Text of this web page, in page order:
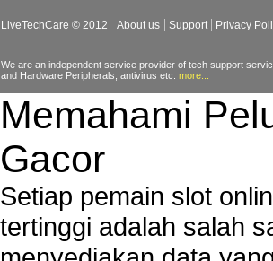
LiveTechCare © 2012 About us Support Privacy
We are an independent service provider of tech support
and Hardware Peripherals, antivirus etc. more...
Memahami
Gacor
Setiap pemain slot
tertinggi adalah salah